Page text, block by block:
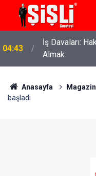
04:43
İş Davaları:
Almak
Anasayfa Magazin
başladı